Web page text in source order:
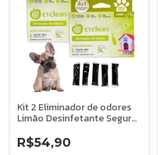
Kit 2 Eliminador de odores
Limão Desinfetante Seguro
R$54,90